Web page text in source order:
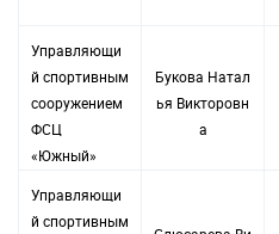
Управляющи
й спортивным
сооружением
ФСЦ
«Южный»
Букова Натал
ья Викторовн
а
Управляющи
й спортивным